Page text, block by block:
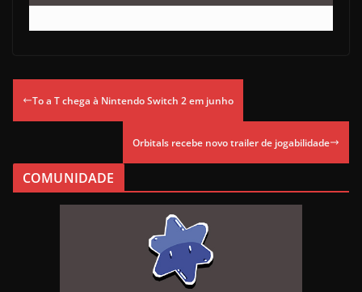
To a T chega à Nintendo Switch 2 em junho
Orbitals recebe novo trailer de jogabilidade
COMUNIDADE